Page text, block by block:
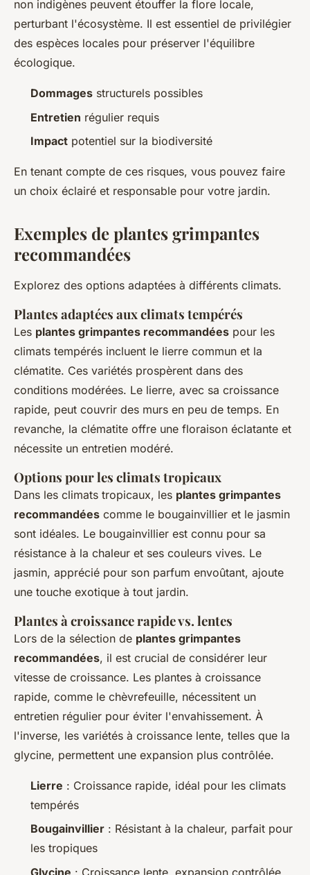
non indigènes peuvent étouffer la flore locale,
perturbant l'écosystème. Il est essentiel de privilégier
des espèces locales pour préserver l'équilibre
écologique.
Dommages structurels possibles
Entretien régulier requis
Impact potentiel sur la biodiversité
En tenant compte de ces risques, vous pouvez faire
un choix éclairé et responsable pour votre jardin.
Exemples de plantes grimpantes
recommandées
Explorez des options adaptées à différents climats.
Plantes adaptées aux climats tempérés
Les plantes grimpantes recommandées pour les
climats tempérés incluent le lierre commun et la
clématite. Ces variétés prospèrent dans des
conditions modérées. Le lierre, avec sa croissance
rapide, peut couvrir des murs en peu de temps. En
revanche, la clématite offre une floraison éclatante et
nécessite un entretien modéré.
Options pour les climats tropicaux
Dans les climats tropicaux, les plantes grimpantes
recommandées comme le bougainvillier et le jasmin
sont idéales. Le bougainvillier est connu pour sa
résistance à la chaleur et ses couleurs vives. Le
jasmin, apprécié pour son parfum envoûtant, ajoute
une touche exotique à tout jardin.
Plantes à croissance rapide vs. lentes
Lors de la sélection de plantes grimpantes
recommandées, il est crucial de considérer leur
vitesse de croissance. Les plantes à croissance
rapide, comme le chèvrefeuille, nécessitent un
entretien régulier pour éviter l'envahissement. À
l'inverse, les variétés à croissance lente, telles que la
glycine, permettent une expansion plus contrôlée.
Lierre : Croissance rapide, idéal pour les climats
tempérés
Bougainvillier : Résistant à la chaleur, parfait pour
les tropiques
Glycine : Croissance lente, expansion contrôlée